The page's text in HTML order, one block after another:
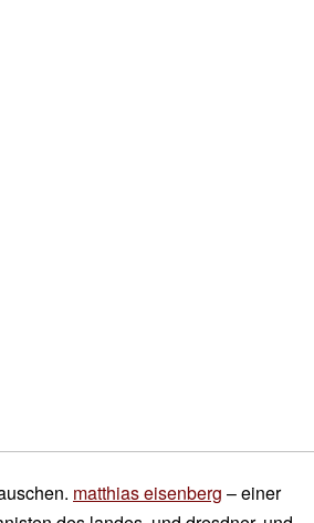
matthias eisenberg – einer